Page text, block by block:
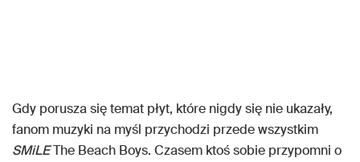
Gdy porusza się temat płyt, które nigdy się nie ukazały,
fanom muzyki na myśl przychodzi przede wszystkim
SMiLEThe Beach Boys. Czasem ktoś sobie przypomni o